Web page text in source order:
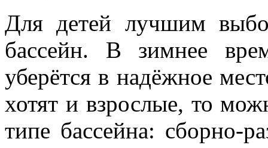
Для детей лучшим
бассейн. В зимнее
уберётся в надёжное
хотят и взрослые, то
типе бассейна: сборно-